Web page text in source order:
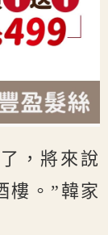
，將來說
樓。”韓家